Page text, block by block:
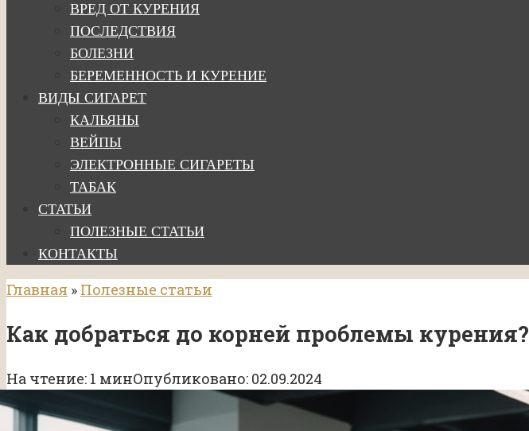
ВРЕД ОТ КУРЕНИЯ
ПОСЛЕДСТВИЯ
БОЛЕЗНИ
БЕРЕМЕННОСТЬ И КУРЕНИЕ
ВИДЫ СИГАРЕТ
КАЛЬЯНЫ
ВЕЙПЫ
ЭЛЕКТРОННЫЕ СИГАРЕТЫ
ТАБАК
СТАТЬИ
ПОЛЕЗНЫЕ СТАТЬИ
КОНТАКТЫ
Главная » Полезные статьи
Как добраться до корней проблемы курения?
На чтение: 1 минОпубликовано: 02.09.2024